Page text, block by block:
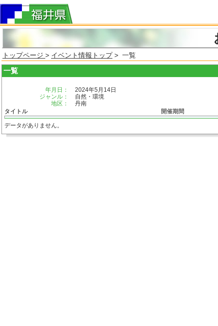
トップページ > イベント情報トップ> 一覧
一覧
年月日：
2024年5月14日
ジャンル：
自然・環境
地区：
丹南
タイトル
開催期間
データがありません。